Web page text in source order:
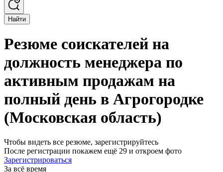
Найти
Резюме соискателей на
должность менеджера по
активным продажам на
полный день в Агрогородке
(Московская область)
Чтобы видеть все резюме, зарегистрируйтесь
После регистрации покажем ещё 29 и откроем фото
Зарегистрироваться
За всё время